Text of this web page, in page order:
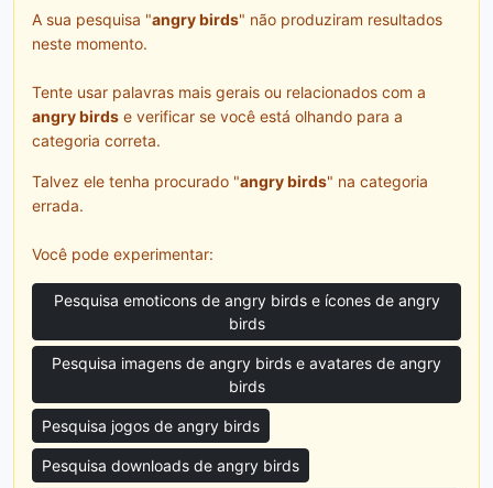
A sua pesquisa "angry birds" não produziram resultados
neste momento.
Tente usar palavras mais gerais ou relacionados com a
angry birds e verificar se você está olhando para a
categoria correta.
Talvez ele tenha procurado "angry birds" na categoria
errada.
Você pode experimentar:
Pesquisa emoticons de angry birds e ícones de angry
birds
Pesquisa imagens de angry birds e avatares de angry
birds
Pesquisa jogos de angry birds
Pesquisa downloads de angry birds